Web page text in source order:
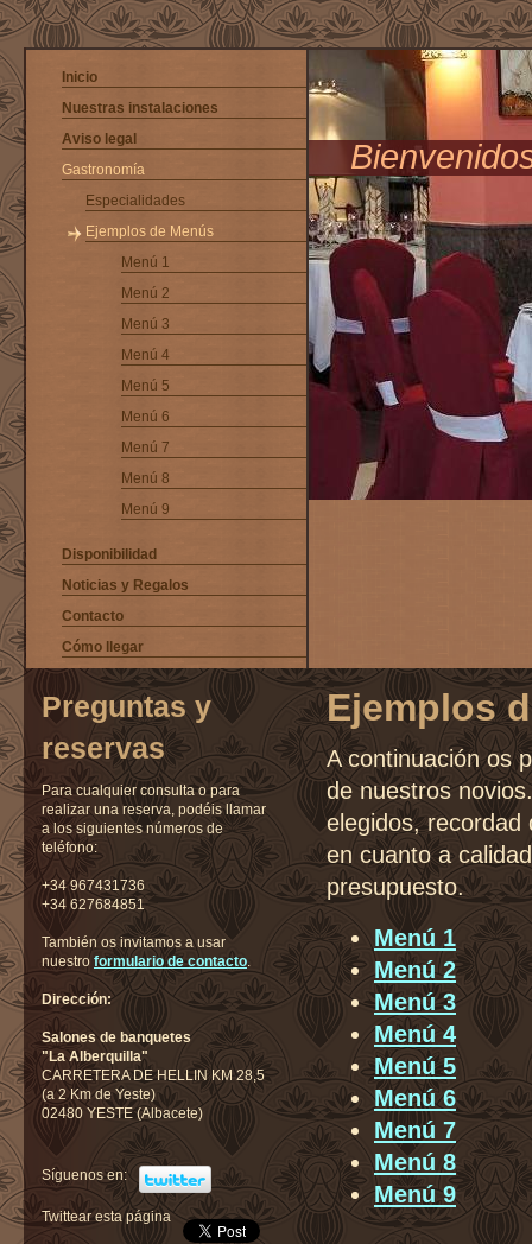
Inicio
Nuestras instalaciones
Aviso legal
Gastronomía
Especialidades
Ejemplos de Menús
Menú 1
Menú 2
Menú 3
Menú 4
Menú 5
Menú 6
Menú 7
Menú 8
Menú 9
Disponibilidad
Noticias y Regalos
Contacto
Cómo llegar
Ejemplos
A continuación os
de nuestros
elegidos, recordad
en cuanto a
presupuesto.
Menú 1
Menú 2
Menú 3
Menú 4
Menú 5
Menú 6
Menú 7
Menú 8
Menú 9
Preguntas y
reservas
Para cualquier consulta o para
realizar una reserva, podéis llamar
a los siguientes números de
teléfono:
+34 967431736
+34 627684851
También os invitamos a usar
nuestro formulario de contacto.
Dirección:
Salones de banquetes
"La Alberquilla"
CARRETERA DE HELLIN KM 28,5
(a 2 Km de Yeste)
02480 YESTE (Albacete)
Síguenos en:
Twittear esta página